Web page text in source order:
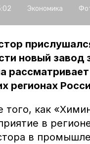
Экономика
новый завод
регионах
того, как
в
в